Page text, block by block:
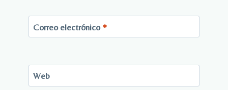
Correo electrónico *
Web